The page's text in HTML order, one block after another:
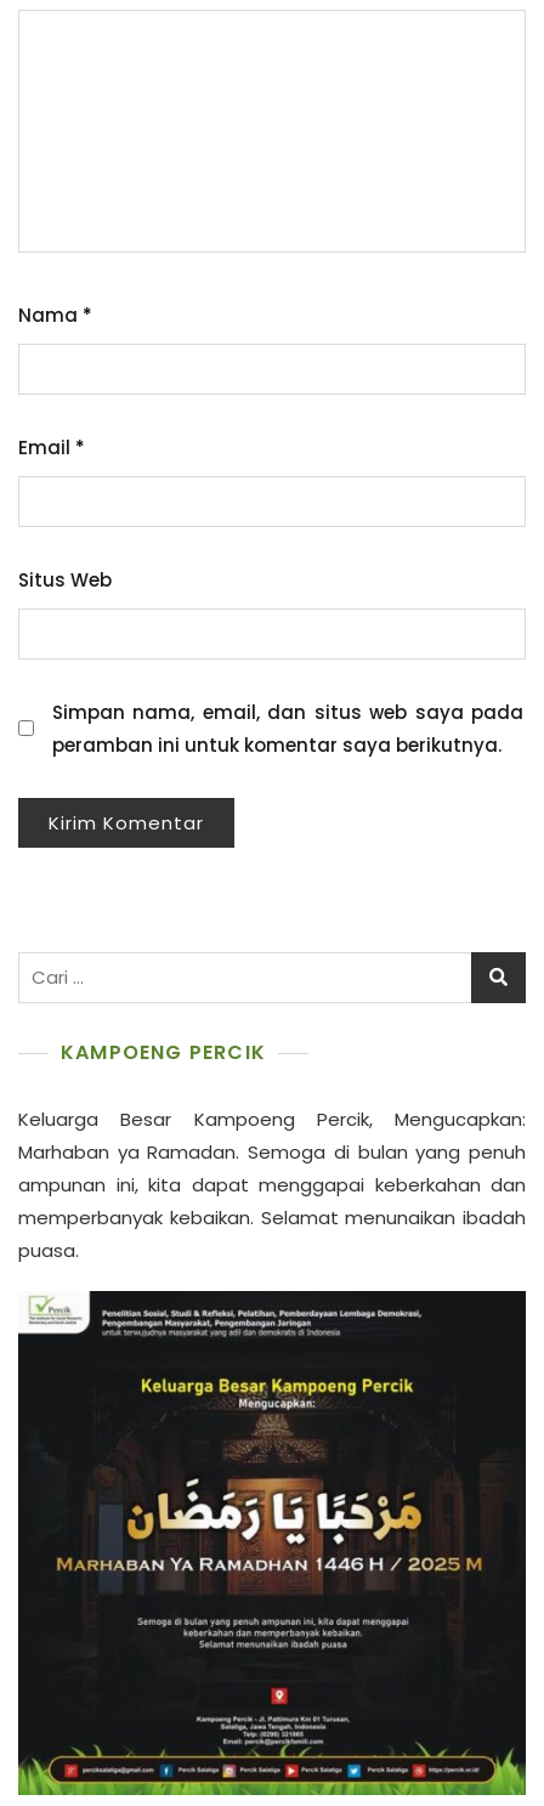
Nama *
Email *
Situs Web
Simpan nama, email, dan situs web saya pada
peramban ini untuk komentar saya berikutnya.
KAMPOENG PERCIK
Keluarga Besar Kampoeng Percik, Mengucapkan:
Marhaban ya Ramadan. Semoga di bulan yang penuh
ampunan ini, kita dapat menggapai keberkahan dan
memperbanyak kebaikan. Selamat menunaikan ibadah
puasa.